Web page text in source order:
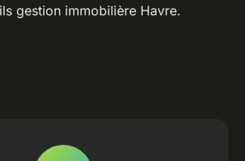
gestion immobilière Havre.